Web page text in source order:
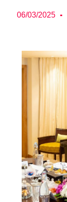
06/03/2025